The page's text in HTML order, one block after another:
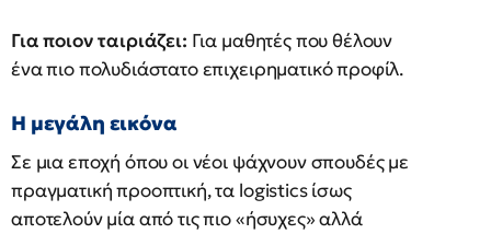
Για ποιον ταιριάζει: Για μαθητές που θέλουν
ένα πιο πολυδιάστατο επιχειρηματικό προφίλ.
Η μεγάλη εικόνα
Σε μια εποχή όπου οι νέοι ψάχνουν σπουδές με
πραγματική προοπτική, τα logistics ίσως
αποτελούν μία από τις πιο «ήσυχες» αλλά